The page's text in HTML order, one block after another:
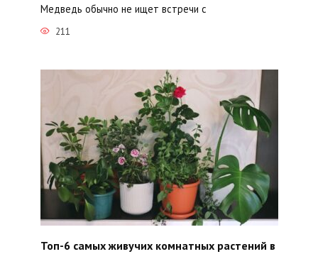
Медведь обычно не ищет встречи с
211
Топ-6 самых живучих комнатных растений в